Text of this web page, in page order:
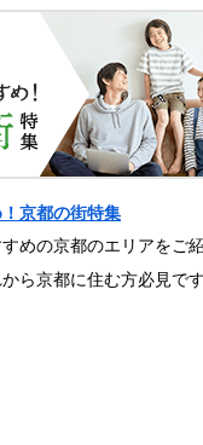
京都の街特集
めの京都のエリアをご紹
ら京都に住む方必見です